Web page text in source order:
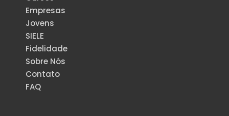
Empresas
Jovens
SIELE
Fidelidade
Sobre Nós
Contato
FAQ